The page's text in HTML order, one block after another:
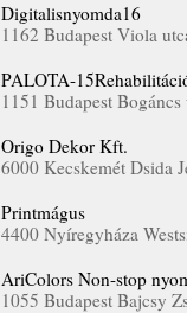
Digitalisnyomda16
1162 Budapest Viola
PALOTA-
1151 Budapest Bogáncs
Origo Dekor Kft.
6000 Kecskemét Dsida
Printmágus
4400 Nyíregyháza
AriColors Non-stop
1055 Budapest Bajcsy